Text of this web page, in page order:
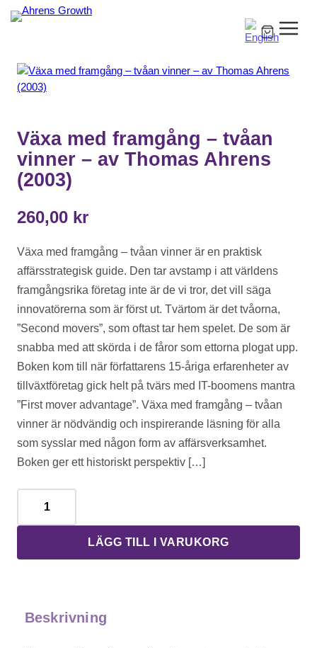
Växa med framgång – tvåan
vinner – av Thomas Ahrens
(2003)
260,00 kr
Växa med framgång – tvåan vinner är en praktisk
affärsstrategisk guide. Den tar avstamp i att världens
framgångsrika företag inte är de vi tror, det vill säga
innovatörerna som är först ut. Tvärtom är det tvåorna,
”Second movers”, som oftast tar hem spelet. De som är
snabba med att skörda i de fåror som ettorna plogat upp.
Boken kom till när författarens 15-åriga erfarenheter av
tillväxtföretag gick helt på tvärs med IT-boomens mantra
”First mover advantage”. Växa med framgång – tvåan
vinner är nödvändig och inspirerande läsning för alla
som sysslar med någon form av affärsverksamhet.
Boken ger ett historiskt perspektiv […]
LÄGG TILL I VARUKORG
Beskrivning